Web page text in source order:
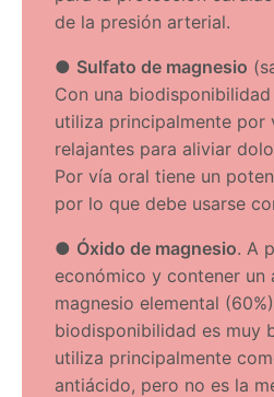
de la presión arterial.
● Sulfato de magnesio
Con una
utiliza principalmente por
relajantes para aliviar
Por vía oral tiene un
por lo que debe usarse
● Óxido de magnesio. A
económico y contener
magnesio elemental
biodisponibilidad es muy
utiliza principalmente
antiácido, pero no es la